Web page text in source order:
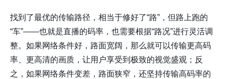
找到了最优的传输路径，相当于修好了“路”，但路上跑的
“车”——也就是直播的码率，也需要根据“路况”进行灵活调
整。如果网络条件好，路面宽阔，那么就可以传输更高码
率、更高清的画质，让用户享受到极致的视觉盛观；反
之，如果网络条件变差，路面狭窄，还坚持传输高码率的